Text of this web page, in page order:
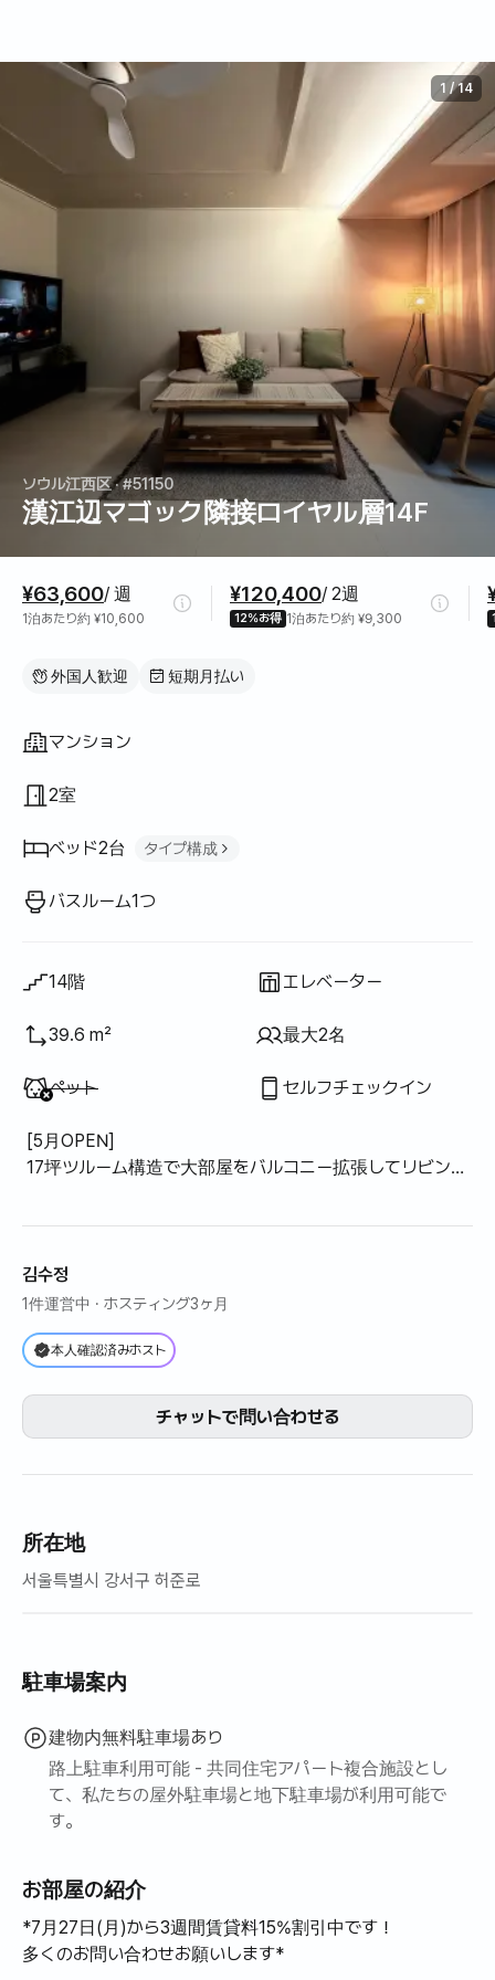
ソウル江西区· #51150
漢江辺マゴック隣接ロイヤル層14F
1 /14
¥63,600/ 週
1泊あたり約 ¥10,600
¥120,400/ 2週
12%お得 1泊あたり約 ¥9,300
外国人歓迎 短期月払い
間取り
マンション
2室
ベッド2台 タイプ構成
ソファベッド 1
バスルーム1つ
14階 エレベーター
39.6 m² 最大2名
利用不可
ペット セルフチェックイン
[5月OPEN]
17坪ツルーム構造で大部屋をバルコニー拡張してリビング
ッド）でのみ利用可能で、トイレ1台、キッチン付きのキ
김수정
1件運営中 · ホスティング3ヶ月
本人確認済みホスト
チャットで問い合わせる
所在地
서울특별시 강서구 허준로
駐車場案内
建物内無料駐車場あり
路上駐車利用可能 - 共同住宅アパート複合施設とし
て、私たちの屋外駐車場と地下駐車場が利用可能で
す。
お部屋の紹介
*7月27日(月)から3週間賃貸料15%割引中です！
多くのお問い合わせお願いします*